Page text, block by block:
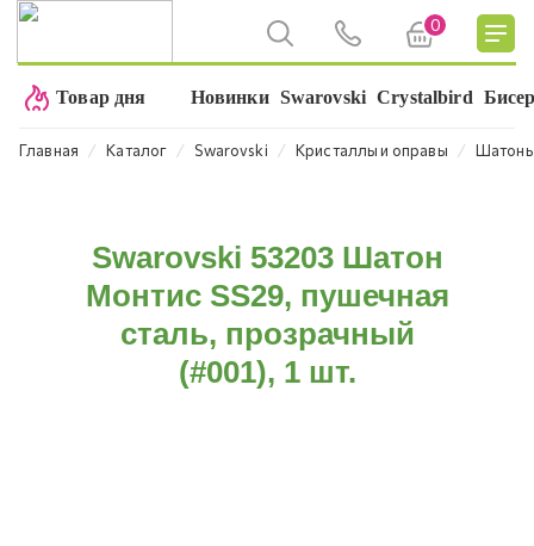
0
Товар дня Новинки Swarovski Crystalbird
Главная ⁄ Каталог ⁄ Swarovski ⁄ Кристаллы и оправы ⁄
Swarovski 53203 Шатон
Монтис SS29, пушечная
сталь, прозрачный
(#001), 1 шт.